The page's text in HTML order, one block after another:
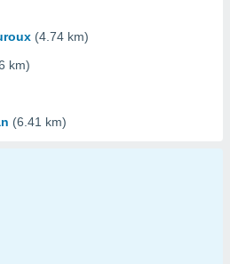
(4.74 km)
km)
(6.41 km)